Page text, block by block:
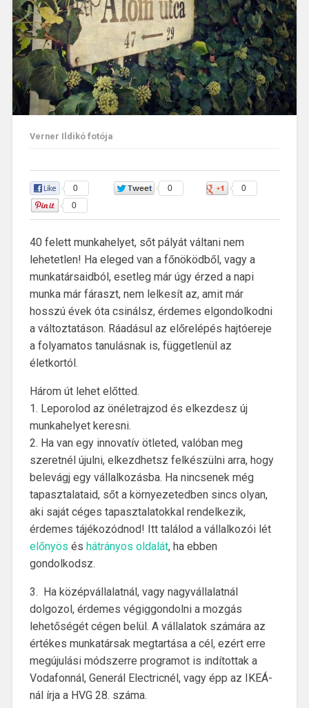
Verner Ildikó fotója
0 0
0
0
40 felett munkahelyet, sőt pályát váltani nem
lehetetlen! Ha eleged van a főnöködből, vagy a
munkatársaidból, esetleg már úgy érzed a napi
munka már fáraszt, nem lelkesít az, amit már
hosszú évek óta csinálsz, érdemes elgondolkodni
a változtatáson. Ráadásul az előrelépés hajtóereje
a folyamatos tanulásnak is, függetlenül az
életkortól.
Három út lehet előtted.
1. Leporolod az önéletrajzod és elkezdesz új
munkahelyet keresni.
2. Ha van egy innovatív ötleted, valóban meg
szeretnél újulni, elkezdhetsz felkészülni arra, hogy
belevágj egy vállalkozásba. Ha nincsenek még
tapasztalataid, sőt a környezetedben sincs olyan,
aki saját céges tapasztalatokkal rendelkezik,
érdemes tájékozódnod! Itt találod a vállalkozói lét
előnyös és hátrányos oldalát, ha ebben
gondolkodsz.
3. Ha középvállalatnál, vagy nagyvállalatnál
dolgozol, érdemes végiggondolni a mozgás
lehetőségét cégen belül. A vállalatok számára az
értékes munkatársak megtartása a cél, ezért erre
megújulási módszerre programot is indítottak a
Vodafonnál, Generál Electricnél, vagy épp az IKEÁ-
nál írja a HVG 28. száma.